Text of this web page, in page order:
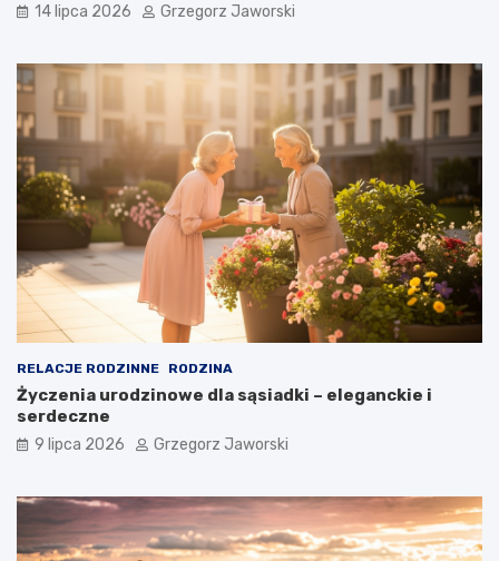
14 lipca 2026 Grzegorz Jaworski
RELACJE RODZINNE RODZINA
Życzenia urodzinowe dla sąsiadki – eleganckie i
serdeczne
9 lipca 2026 Grzegorz Jaworski